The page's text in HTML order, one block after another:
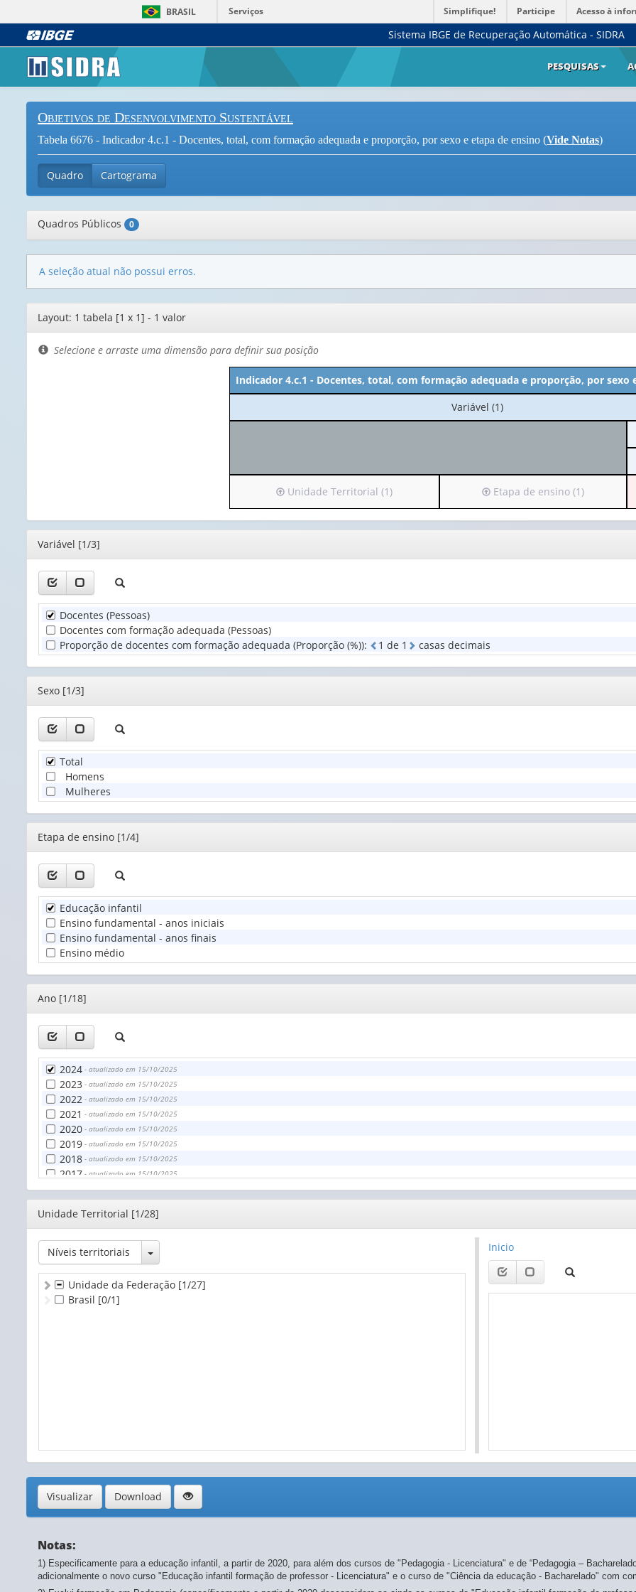
BRASIL Serviços Simplifique! Participe Acesso à
Sistema IBGE de Recuperação Automática - SIDRA
PESQUISAS
Objetivos de Desenvolvimento Sustentável
Tabela 6676 - Indicador 4.c.1 - Docentes, total, com formação adequada e proporção, por sexo e etapa de ensino (Vide Notas)
Quadro Cartograma
Quadros Públicos 0
A seleção atual não possui erros.
Editor
de
layout
Layout: 1 tabela [1 x 1] - 1 valor
Selecione e arraste uma dimensão para definir sua posição
Indicador 4.c.1 - Docentes, total, com formação adequada e proporção, por sexo
No
cabeçalho:
Variável (1)
Irá
para
o
cabeçalho
apenas
(1)
Unidade Territorial (1)
Irá
para
o
cabeçalho
apenas
ensino
Etapa de ensino (1)
Editor
Variável [1/3]
Docentes (Pessoas)
Docentes com formação adequada (Pessoas)
Proporção de docentes com formação adequada (Proporção (%)): 1 de 1 casas decimais
Editor
Sexo [1/3]
Total
Homens
Mulheres
Editor
Etapa de ensino [1/4]
Educação infantil
Ensino fundamental - anos iniciais
Ensino fundamental - anos finais
Ensino médio
Editor
Ano [1/18]
2024 - atualizado em 15/10/2025
2023 - atualizado em 15/10/2025
2022 - atualizado em 15/10/2025
2021 - atualizado em 15/10/2025
2020 - atualizado em 15/10/2025
2019 - atualizado em 15/10/2025
2018 - atualizado em 15/10/2025
2017 - atualizado em 15/10/2025
2016- atualizado em 15/10/2025
2015
2014 - atualizado em 15/10/2025
2013
2012- atualizado em 15/10/2025
2011- atualizado em 15/10/2025
2010
2009 - atualizado em 15/10/2025
2008 - atualizado em 15/10/2025
Editor
Unidade Territorial [1/28]
Níveis territoriais Toggle Dropdown
Unidade da Federação [1/27]
Brasil [0/1]
Inicio
Visualizar Download
Notas:
1) Especificamente para a educação infantil, a partir de 2020, para além dos cursos de "Pedagogia - Licenciatura" e de “Pedagogia –
adicionalmente o novo curso "Educação infantil formação de professor - Licenciatura" e o curso de "Ciência da educação - Bacharelado" com